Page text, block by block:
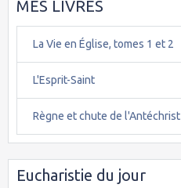
MES LIVRES
La Vie en Église, tomes 1 et 2
L'Esprit-Saint
Règne et chute de l'Antéchrist
Eucharistie du jour